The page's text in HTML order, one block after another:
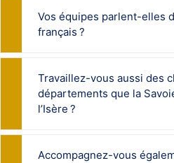
Vos équipes parlent-elles
français ?
Travaillez-vous aussi des
départements que la
l’Isère ?
Accompagnez-vous